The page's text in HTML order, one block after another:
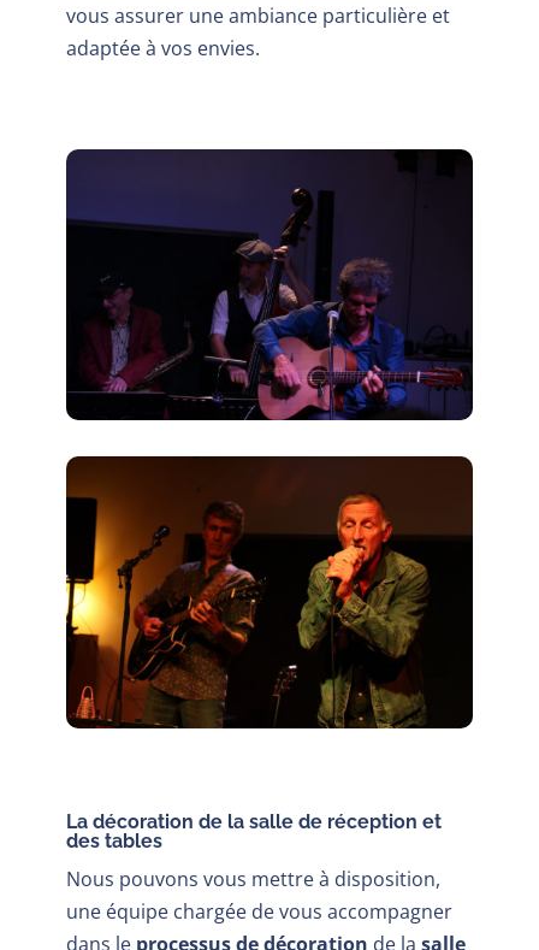
vous assurer une ambiance particulière et
adaptée à vos envies.
La décoration de la salle de réception et
des tables
Nous pouvons vous mettre à disposition,
une équipe chargée de vous accompagner
dans le processus de décoration de la salle